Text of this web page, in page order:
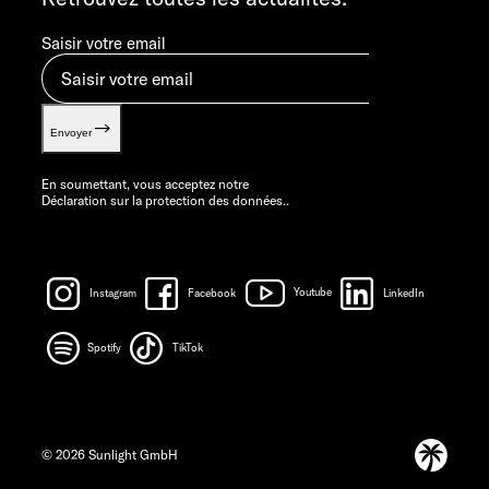
Saisir votre email
Envoyer
En soumettant, vous acceptez notre
Déclaration sur la protection des données..
Instagram Facebook Youtube LinkedIn
Spotify TikTok
© 2026 Sunlight GmbH